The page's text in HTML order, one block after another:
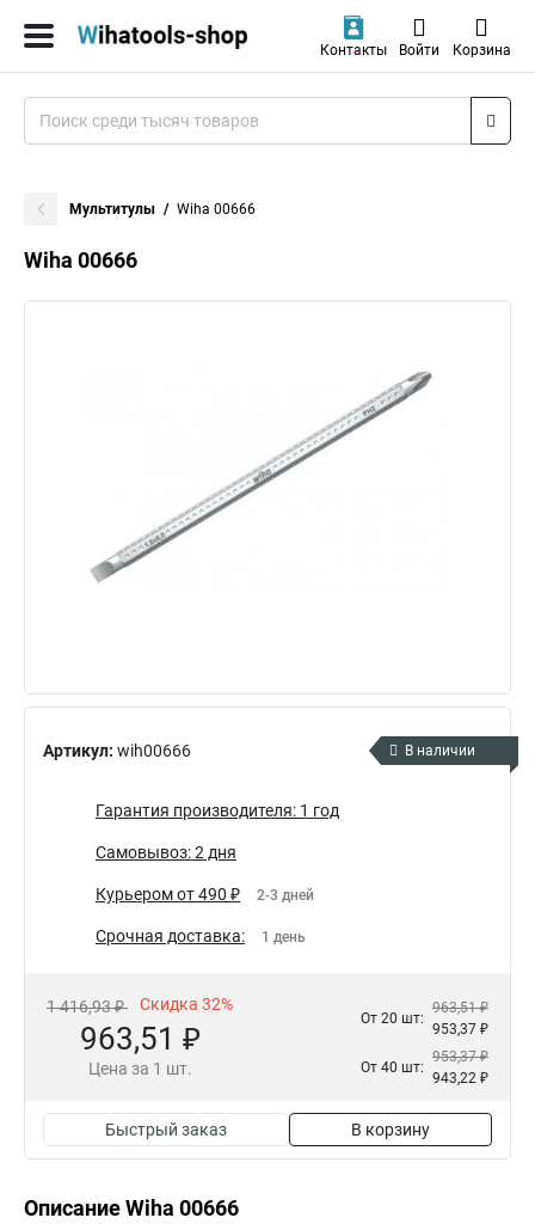
Контакты Войти Корзина
Мультитулы Wiha 00666
Wiha 00666
Артикул: wih00666 В наличии
Гарантия производителя: 1 год
Самовывоз: 2 дня
Курьером от 490 ₽ 2-3 дней
Срочная доставка: 1 день
1 416,93 ₽ Скидка 32%
963,51 ₽
Цена за 1 шт.
От 20 шт:
963,51 ₽
953,37 ₽
От 40 шт:
953,37 ₽
943,22 ₽
Быстрый заказ В корзину
Описание Wiha 00666